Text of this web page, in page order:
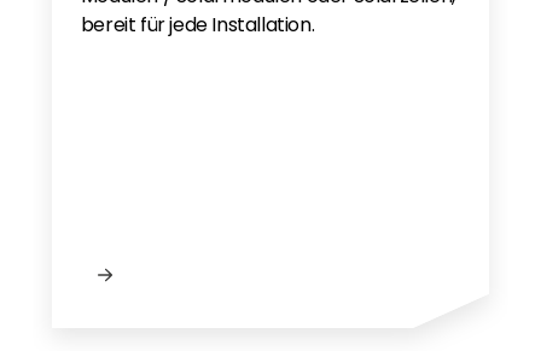
bereit für jede Installation.